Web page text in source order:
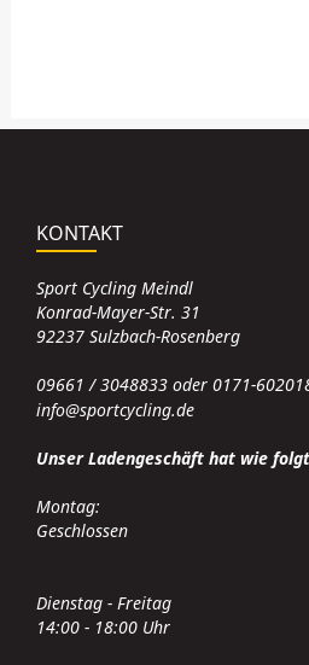
KONTAKT
Sport Cycling Meindl
Konrad-Mayer-Str. 31
92237 Sulzbach-Rosenberg
09661 / 3048833 oder 0171-
info@sportcycling.de
Unser Ladengeschäft hat wie
Montag:
Geschlossen
Dienstag - Freitag
14:00 - 18:00 Uhr